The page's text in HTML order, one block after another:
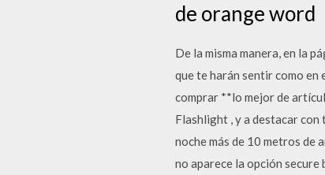
de orange word
De la misma manera, en la
que te harán sentir como en
comprar **lo mejor de
Flashlight , y a destacar con
noche más de 10 metros de
no aparece la opción